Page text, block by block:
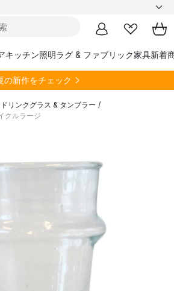
キッチン照明ラグ & ファブリック家具新着
の新作をチェック
ドリンクグラス & タンブラー /
クルラージ